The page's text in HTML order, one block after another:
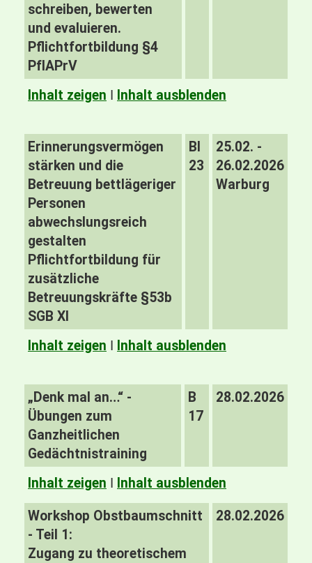
schreiben, bewerten
und evaluieren.
Pflichtfortbildung §4
PfIAPrV
Inhalt zeigen I Inhalt ausblenden
Erinnerungsvermögen
stärken und die
Betreuung bettlägeriger
Personen
abwechslungsreich
gestalten
Pflichtfortbildung für
zusätzliche
Betreuungskräfte §53b
SGB XI
BI
23
25.02. -
26.02.2026
Warburg
Inhalt zeigen I Inhalt ausblenden
„Denk mal an…“ -
Übungen zum
Ganzheitlichen
Gedächtnistraining
B
17
28.02.2026
Inhalt zeigen I Inhalt ausblenden
Workshop Obstbaumschnitt
- Teil 1:
Zugang zu theoretischem
28.02.2026